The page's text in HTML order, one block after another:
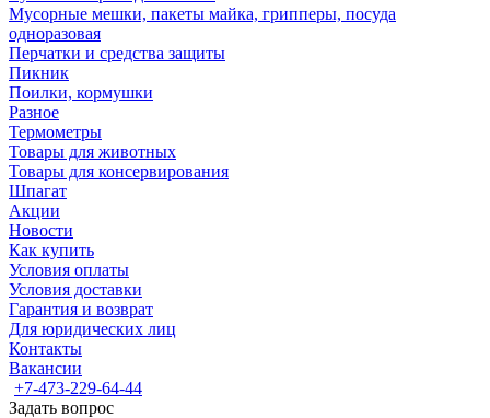
Мусорные мешки, пакеты майка, грипперы, посуда
одноразовая
Перчатки и средства защиты
Пикник
Поилки, кормушки
Разное
Термометры
Товары для животных
Товары для консервирования
Шпагат
Акции
Новости
Как купить
Условия оплаты
Условия доставки
Гарантия и возврат
Для юридических лиц
Контакты
Вакансии
+7-473-229-64-44
Задать вопрос